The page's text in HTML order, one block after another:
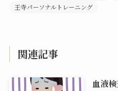
王寺パーソナルトレーニング
関連記事
血液